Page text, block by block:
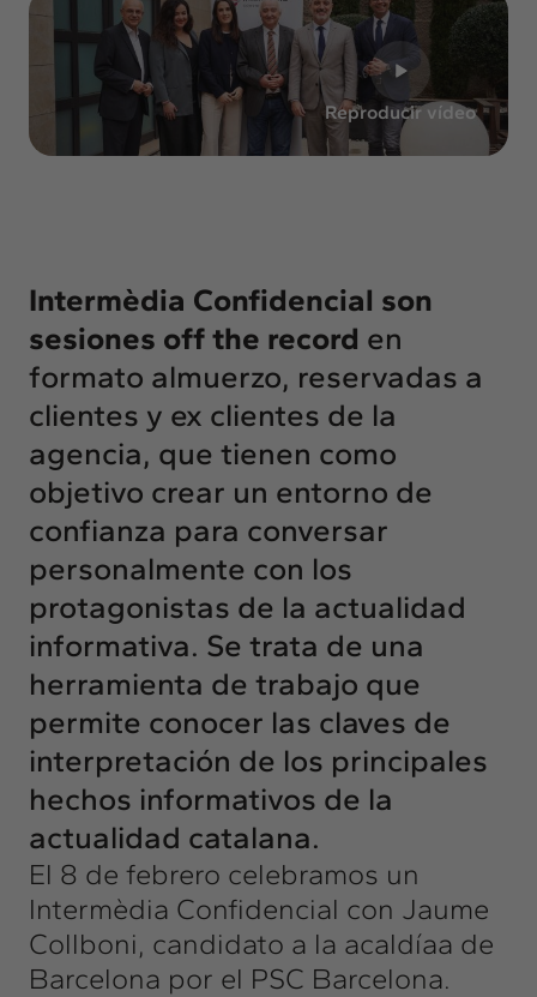
Insights
Actualidad
Intercambio
Contacto Reproducir vídeo
Intermèdia Confidencial son
sesiones off the record en
formato almuerzo, reservadas a
clientes y ex clientes de la
agencia, que tienen como
objetivo crear un entorno de
confianza para conversar
personalmente con los
protagonistas de la actualidad
informativa. Se trata de una
herramienta de trabajo que
permite conocer las claves de
interpretación de los principales
hechos informativos de la
actualidad catalana.
El 8 de febrero celebramos un
Intermèdia Confidencial con Jaume
Collboni, candidato a la acaldíaa de
Barcelona por el PSC Barcelona.